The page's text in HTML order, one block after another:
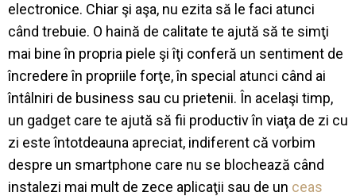
electronice. Chiar şi aşa, nu ezita să le faci atunci
când trebuie. O haină de calitate te ajută să te simţi
mai bine în propria piele şi îţi conferă un sentiment de
încredere în propriile forţe, în special atunci când ai
întâlniri de business sau cu prietenii. În acelaşi timp,
un gadget care te ajută să fii productiv în viaţa de zi cu
zi este întotdeauna apreciat, indiferent că vorbim
despre un smartphone care nu se blochează când
instalezi mai mult de zece aplicaţii sau de un ceas